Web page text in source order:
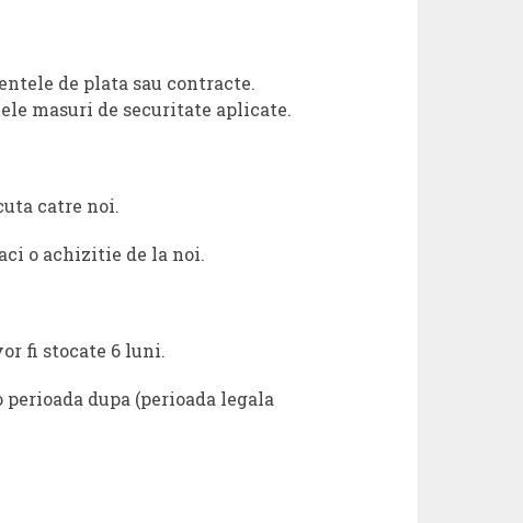
de plata sau contracte.
masuri de securitate aplicate.
catre noi.
o achizitie de la noi.
fi stocate 6 luni.
dupa (perioada legala